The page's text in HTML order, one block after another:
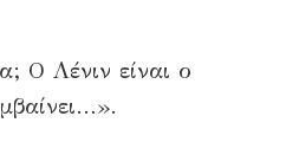
Ο Λένιν είναι ο